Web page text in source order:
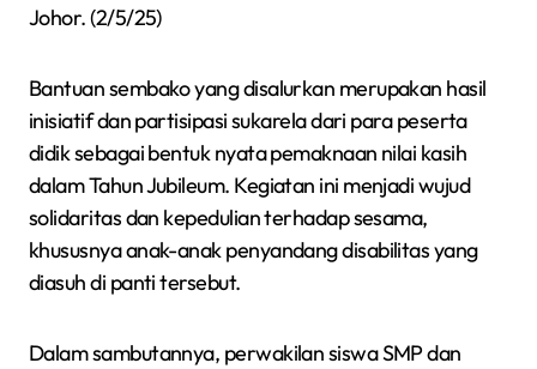
Johor. (2/5/25)
Bantuan sembako yang disalurkan merupakan hasil
inisiatif dan partisipasi sukarela dari para peserta
didik sebagai bentuk nyata pemaknaan nilai kasih
dalam Tahun Jubileum. Kegiatan ini menjadi wujud
solidaritas dan kepedulian terhadap sesama,
khususnya anak-anak penyandang disabilitas yang
diasuh di panti tersebut.
Dalam sambutannya, perwakilan siswa SMP dan